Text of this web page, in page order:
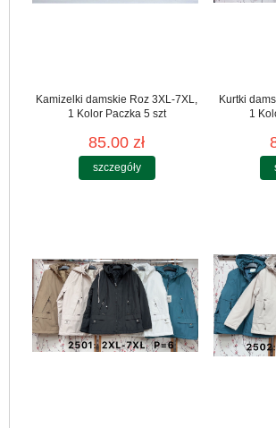
Kamizelki damskie Roz 3XL-7XL,
1 Kolor Paczka 5 szt
85.00 zł
szczegóły
Kurtki
1